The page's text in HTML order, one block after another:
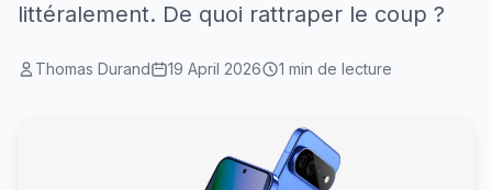
littéralement. De quoi rattraper le coup ?
Thomas Durand 19 April 2026 1 min de lecture